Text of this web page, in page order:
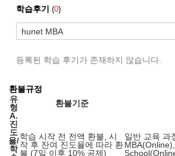
학습후기 (0)
등록된 학습 후기가 존재하지 않습니다.
환불규정
유
형
환불기준
A.
진
도
율/
학
학습 시작 전 전액 환불, 시
작 후 잔여 진도율에 따라 환
불 (7일 이후 10% 공제)
일반 교육 과